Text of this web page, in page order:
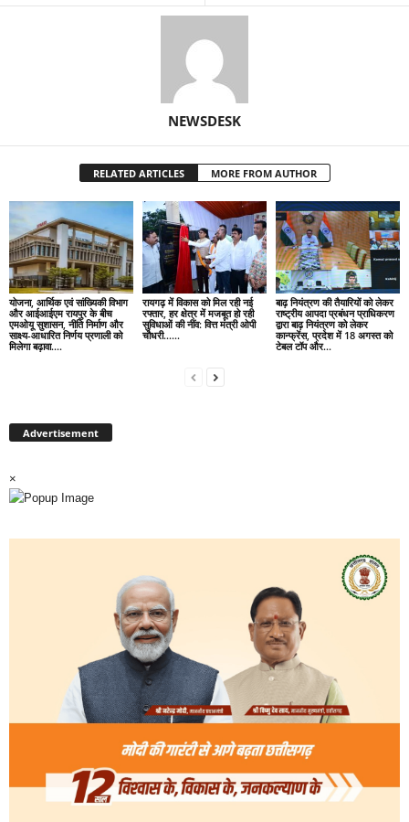
NEWSDESK
RELATED ARTICLES MORE FROM AUTHOR
योजना, आर्थिक एवं सांख्यिकी विभाग
और आईआईएम रायपुर के बीच
एमओयू सुशासन, नीति निर्माण और
साक्ष्य-आधारित निर्णय प्रणाली को
मिलेगा बढ़ावा….
रायगढ़ में विकास को मिल रही नई
रफ्तार, हर क्षेत्र में मजबूत हो रही
सुविधाओं की नींव: वित्त मंत्री ओपी
चौधरी……
बाढ़ नियंत्रण की तैयारियों को लेकर
राष्ट्रीय आपदा प्रबंधन प्राधिकरण
द्वारा बाढ़ नियंत्रण को लेकर
कान्फ्रेंस, प्रदेश में 18 अगस्त को
टेबल टॉप और...
Advertisement
×